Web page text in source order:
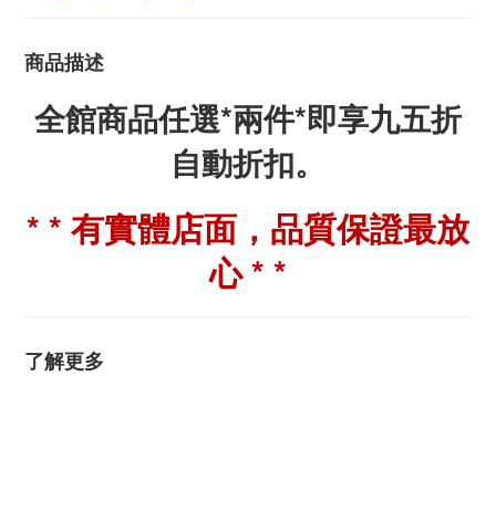
商品描述
全館商品任選*兩件*即享九五折
自動折扣。
* * 有實體店面，品質保證最放
心 * *
了解更多